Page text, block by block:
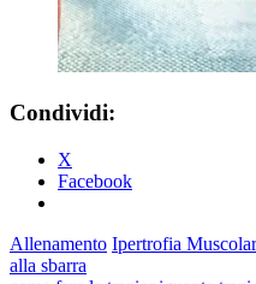
Condividi:
X
Facebook
Allenamento Ipertrofia
alla sbarra